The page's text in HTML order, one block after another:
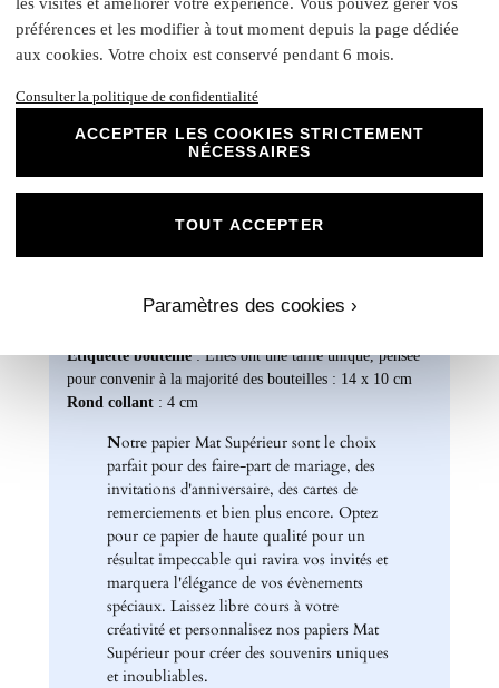
Caractéristiques :
Effet : recto lisse et non couché, verso mat
FAIRE-PART LIVRET Grammage : 250 g/m²
FAIRE-PART RECTO VERSO – Grammage :
370 g/m²
Formats disponibles :
Carte recto verso : 14 x 15 cm
Format A6 portrait : 10,5 x 14 cm
Etiquette bouteille: Elles ont une taille unique, pensée
pour convenir à la majorité des bouteilles : 14 x 10 cm
Rond collant : 4 cm
Notre papier Mat Supérieur sont le choix
parfait pour des faire-part de mariage, des
invitations d'anniversaire, des cartes de
remerciements et bien plus encore. Optez
pour ce papier de haute qualité pour un
résultat impeccable qui ravira vos invités et
marquera l'élégance de vos évènements
spéciaux. Laissez libre cours à votre
créativité et personnalisez nos papiers Mat
Supérieur pour créer des souvenirs uniques
et inoubliables.
préférences et les modifier à tout moment depuis la page dédiée
aux cookies. Votre choix est conservé pendant 6 mois.
Consulter la politique de confidentialité
ACCEPTER LES COOKIES STRICTEMENT
NÉCESSAIRES
Paramètres des cookies ›
TOUT ACCEPTER